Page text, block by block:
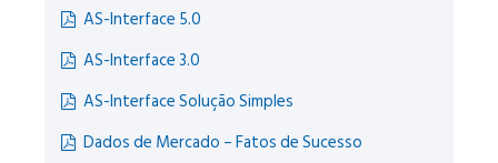
AS-Interface 5.0
AS-Interface 3.0
AS-Interface Solução Simples
Dados de Mercado – Fatos de Sucesso